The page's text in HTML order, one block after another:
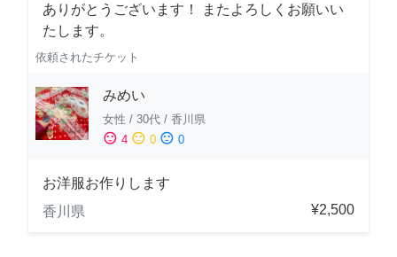
ありがとうございます！ またよろしくお願いい
たします。
依頼されたチケット
みめい
女性 / 30代 / 香川県
sentiment_satisfied 4 sentiment_neutral 0 sentiment_dissatisfied 0
お洋服お作りします
香川県
¥2,500